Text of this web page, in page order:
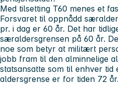
Med tilsetting T60 menes et
Forsvaret til oppnådd
pr. i dag er 60 år. Det har
særaldersgrensen på 60 år.
noe som betyr at militært
jobb fram til den alminnelige
statsansatte som til enhver
aldersgrense er for tiden 72 år.